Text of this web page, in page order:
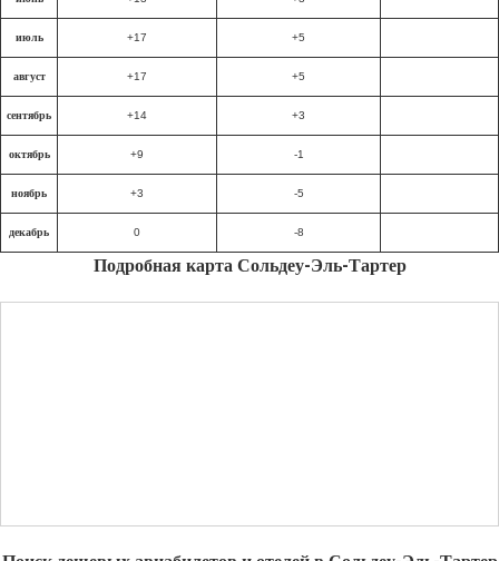
июль +17 +5
август +17 +5
сентябрь +14 +3
октябрь +9 -1
ноябрь +3 -5
декабрь 0 -8
Подробная карта Сольдеу-Эль-Тартер